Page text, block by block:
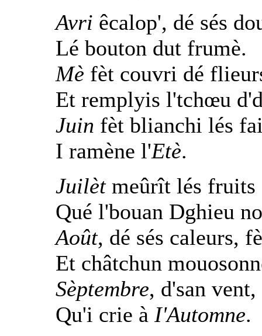
Avri êcalop', dé sés
Lé bouton dut frumè.
Mè fèt couvri dé
Et remplyis l'tchœu
Juin fèt blianchi lés
I ramène l'Etè.
Juilètmeûrît lés fruits
Qué l'bouan Dghieu
Août, dé sés caleurs,
Et châtchun
Sèptembre, d'san
Qu'i crie à I'Automne.